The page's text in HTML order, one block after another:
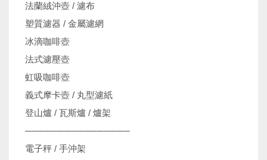
法蘭絨沖壺 / 濾布
塑質濾器 / 金屬濾網
冰滴咖啡壺
法式濾壓壺
虹吸咖啡壺
義式摩卡壺 / 丸型濾紙
登山爐 / 瓦斯爐 / 爐架
────────────────
電子秤 / 手沖架